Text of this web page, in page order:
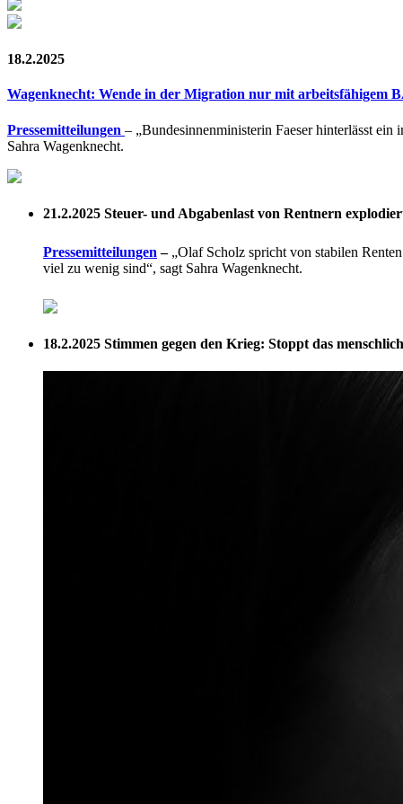
18.2.2025
Wagenknecht: Wende in der Migration nur mit arbeitsfähigem
Pressemitteilungen – „Bundesinnenministerin Faeser hinterlässt
Sahra Wagenknecht.
21.2.2025 Steuer- und Abgabenlast von Rentnern
Pressemitteilungen –„Olaf Scholz spricht von stabilen
viel zu wenig sind“, sagt Sahra Wagenknecht.
18.2.2025 Stimmen gegen den Krieg: Stoppt das